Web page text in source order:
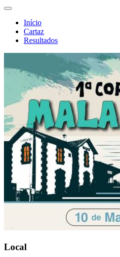
Início
Cartaz
Resultados
Local